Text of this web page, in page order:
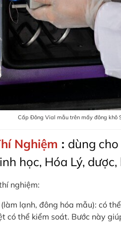
Cấp Đông Vial mẫu trên mấy đông khô
Nghiệm : dùng
học, Hóa Lý,
nghiệm:
lạnh, đông hóa mẫu): có
có thể kiểm soát. Bước này